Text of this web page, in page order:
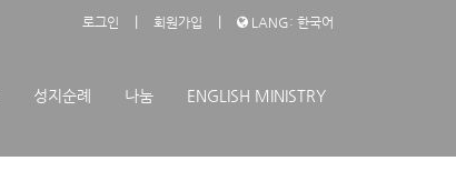
로그인 회원가입 LANG: 한국어
성지순례 나눔 ENGLISH MINISTRY